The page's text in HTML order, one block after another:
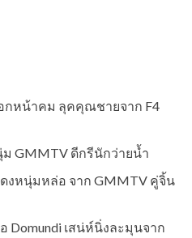
อกหน้าคม ลุคคุณชายจาก F4
ม GMMTV ดีกรีนักว่ายน้ำ
งหนุ่มหล่อ จาก GMMTV คู่จิ้น
Domundi เสน่ห์นิ่งละมุนจาก